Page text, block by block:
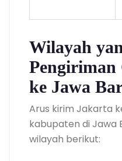
Wilayah
ke Jawa
Arus kirim Jakarta
kabupaten di Jawa
wilayah berikut: